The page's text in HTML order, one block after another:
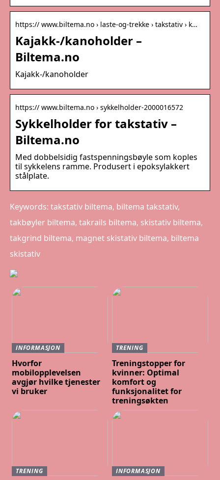
https:// www.biltema.no › laste-og-trekke › takstativ › k…
Kajakk-/kanoholder –
Biltema.no
Kajakk-/kanoholder
https:// www.biltema.no › sykkelholder-2000016572
Sykkelholder for takstativ –
Biltema.no
Med dobbelsidig fastspenningsbøyle som koples
til sykkelens ramme. Produsert i epoksylakkert
stålplate.
Keywords: takstativ biltema, biltema takstativ,
takbøyler biltema, takrails biltema, skistativ biltema,
takgrind biltema, magnet skistativ biltema, biltema
skistativ
INFORMASJON
Hvorfor
mobilopplevelsen
avgjør hvilke tjenester
vi bruker
TRENING
Treningstopper for
kvinner: Optimal
komfort og
funksjonalitet for
treningsøkten
TRENING INFORMASJON